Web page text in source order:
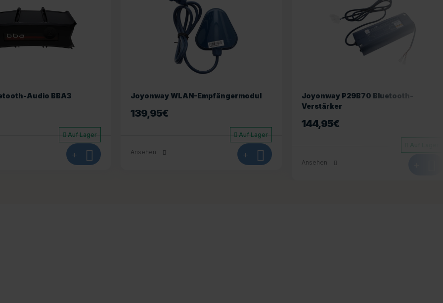
Audio BBA3
Auf Lager
+
Joyonway WLAN-Empfängermodul
139,95€
Auf Lager
Ansehen +
Joyonway P29B70 Bluetooth-
Verstärker
144,95€
Ansehen